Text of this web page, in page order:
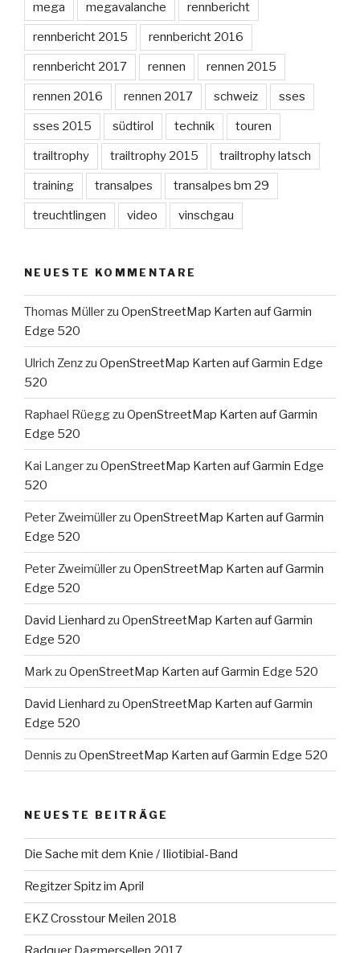
mega megavalanche rennbericht
rennbericht 2015 rennbericht 2016
rennbericht 2017 rennen rennen 2015
rennen 2016 rennen 2017 schweiz sses
sses 2015 südtirol technik touren
trailtrophy trailtrophy 2015 trailtrophy latsch
training transalpes transalpes bm 29
treuchtlingen video vinschgau
NEUESTE KOMMENTARE
Thomas Müllerzu OpenStreetMap Karten auf Garmin
Edge 520
Ulrich Zenzzu OpenStreetMap Karten auf Garmin Edge
520
Raphael Rüeggzu OpenStreetMap Karten auf Garmin
Edge 520
Kai Langerzu OpenStreetMap Karten auf Garmin Edge
520
Peter Zweimüllerzu OpenStreetMap Karten auf Garmin
Edge 520
Peter Zweimüllerzu OpenStreetMap Karten auf Garmin
Edge 520
David Lienhard zu OpenStreetMap Karten auf Garmin
Edge 520
Mark zu OpenStreetMap Karten auf Garmin Edge 520
David Lienhard zu OpenStreetMap Karten auf Garmin
Edge 520
Dennis zu OpenStreetMap Karten auf Garmin Edge 520
NEUESTE BEITRÄGE
Die Sache mit dem Knie / Iliotibial-Band
Regitzer Spitz im April
EKZ Crosstour Meilen 2018